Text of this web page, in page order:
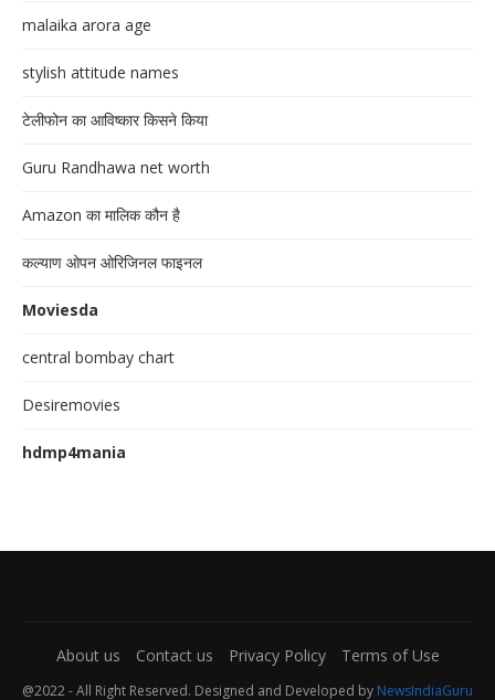
malaika arora age
stylish attitude names
टेलीफोन का आविष्कार किसने किया
Guru Randhawa net worth
Amazon का मालिक कौन है
कल्याण ओपन ओरिजिनल फाइनल
Moviesda
central bombay chart
Desiremovies
hdmp4mania
About us Contact us Privacy Policy Terms of Use
@2022 - All Right Reserved. Designed and Developed by NewsIndiaGuru